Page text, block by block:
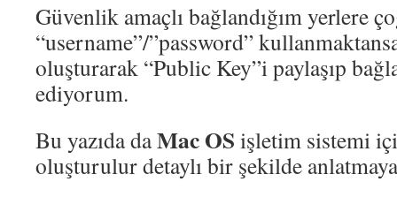
Güvenlik amaçlı bağlandığım yerlere
“username”/”password”
oluşturarak “Public Key”i paylaşıp
ediyorum.
Bu yazıda daMac OS işletim sistemi
oluşturulur detaylı bir şekilde anlatmaya